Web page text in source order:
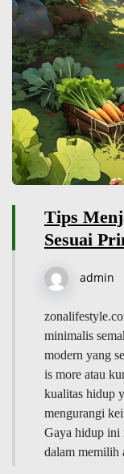
Tips
Sesuai
admin
minimalis
modern yang
is more atau
kualitas hidup
mengurangi
Gaya hidup ini
dalam memilih